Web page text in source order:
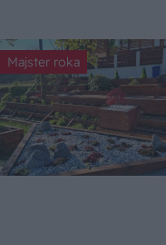
Majster roka